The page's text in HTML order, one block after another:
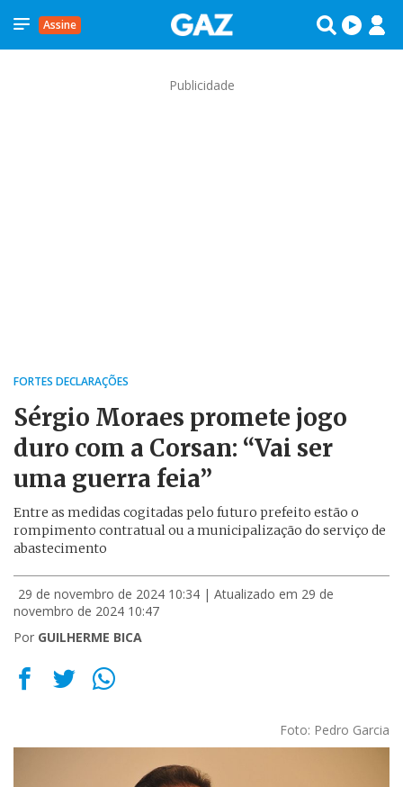
Assine
Publicidade
FORTES DECLARAÇÕES
Sérgio Moraes promete jogo
duro com a Corsan: “Vai ser
uma guerra feia”
Entre as medidas cogitadas pelo futuro prefeito estão o
rompimento contratual ou a municipalização do serviço de
abastecimento
29 de novembro de 2024 10:34 | Atualizado em 29 de
novembro de 2024 10:47
Por GUILHERME BICA
Foto: Pedro Garcia